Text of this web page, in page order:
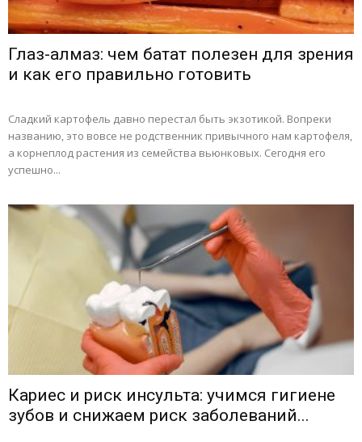
Глаз-алмаз: чем батат полезен для зрения
и как его правильно готовить
Сладкий картофель давно перестал быть экзотикой. Вопреки
названию, это вовсе не родственник привычного нам картофеля,
а корнеплод растения из семейства вьюнковых. Сегодня его
успешно...
Кариес и риск инсульта: учимся гигиене
зубов и снижаем риск заболеваний...